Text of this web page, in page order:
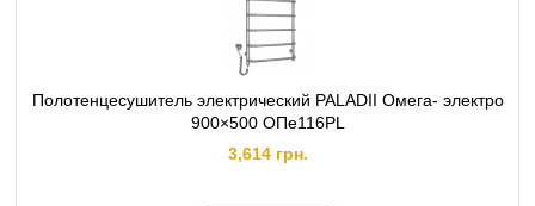
Полотенцесушитель электрический PALADII Омега- электро
900×500 ОПе116РL
3,614 грн.